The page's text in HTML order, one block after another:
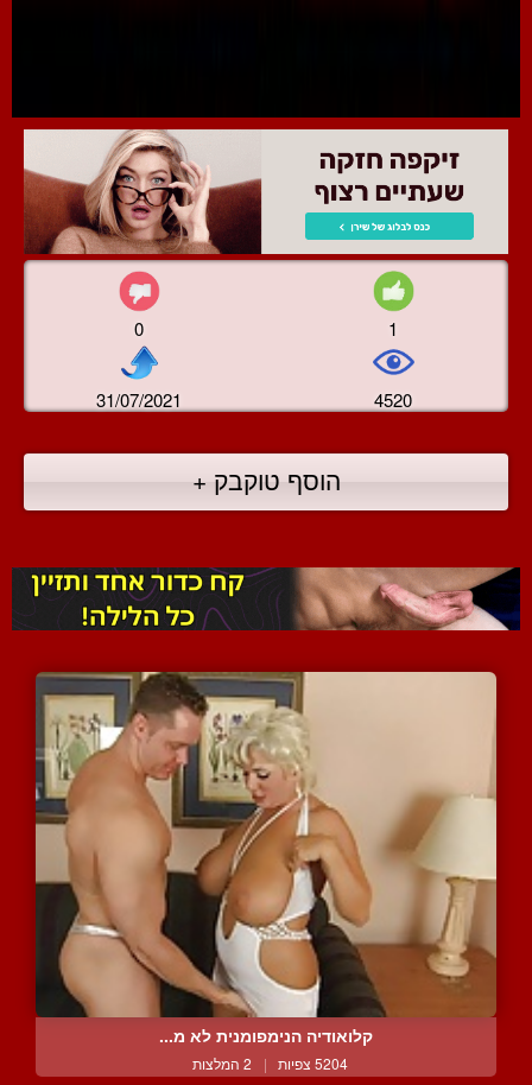
0 1
31/07/2021 4520
הוסף טוקבק +
קלואודיה הנימפומנית לא מ...
5204 צפיות | 2 המלצות